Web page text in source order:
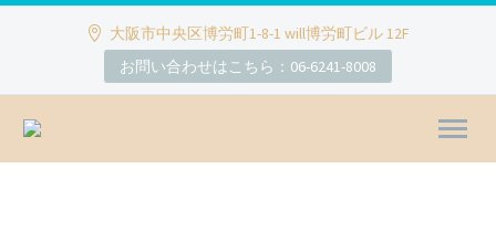
大阪市中央区博労町1-8-1 will博労町ビル 12F
お問い合わせはこちら：06-6241-8008